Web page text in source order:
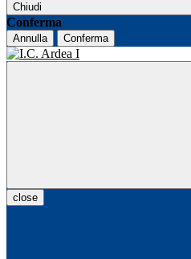
Chiudi
Conferma
Annulla Conferma
close